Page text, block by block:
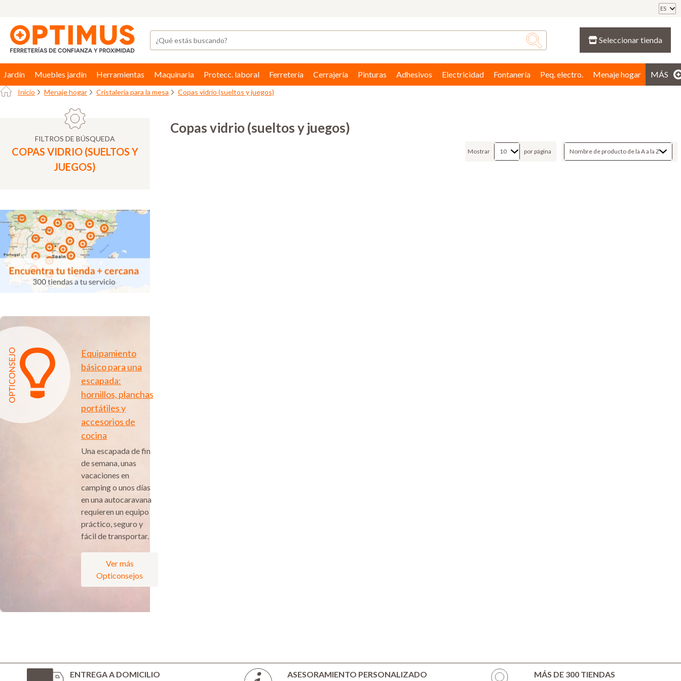
ES
Seleccionar tienda
Jardín Muebles jardín Herramientas Maquinaria Protecc. laboral Ferretería Cerrajería Pinturas Adhesivos Electricidad Fontanería Peq. electro. Menaje hogar MÁS
Inicio Menaje hogar Cristalería para la mesa Copas vidrio (sueltos y juegos)
FILTROS DE BÚSQUEDA
COPAS VIDRIO (SUELTOS Y
JUEGOS)
Equipamiento
básico para una
escapada:
hornillos, planchas
portátiles y
accesorios de
cocina
Una escapada de fin
de semana, unas
vacaciones en
camping o unos días
en una autocaravana
requieren un equipo
práctico, seguro y
fácil de transportar.
Ver más
Opticonsejos
Copas vidrio (sueltos y juegos)
Mostrar por página
ENTREGA A DOMICILIO ASESORAMIENTO PERSONALIZADO MÁS DE 300 TIENDAS